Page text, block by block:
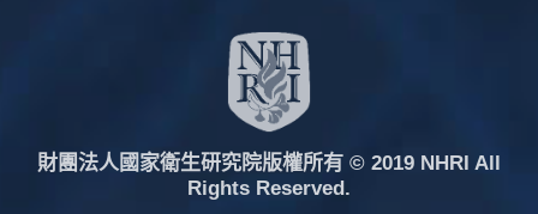
財團法人國家衛生研究院版權所有 © 2019 NHRI All
Rights Reserved.